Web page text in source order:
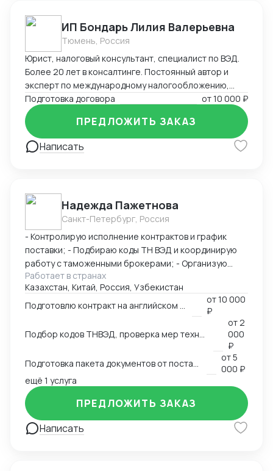
ИП Бондарь Лилия Валерьевна
Тюмень, Россия
Юрист, налоговый консультант, специалист по ВЭД.
Более 20 лет в консалтинге. Постоянный автор и
эксперт по международному налогообложению,
применению СОИДН, MLI. Подготовка правовых
заключений по налогообложению в РФ и
иностранных юрисдикциях. Структурирование
сделок. Анализ условий договоров, представление
интересов клиента в судах, налоговых органах,
Подготовка договора от10 000 ₽
Написать
ПРЕДЛОЖИТЬ ЗАКАЗ
Надежда Пажетнова
Санкт-Петербург, Россия
- Контролирую исполнение контрактов и график
поставки; - Подбираю коды ТН ВЭД и координирую
работу с таможенными брокерами; - Организую
сертификацию и взаимодействие с
аккредитованными органами; - Снижаю расходы за
счёт оптимизации логистики и правильного кода; -
Обеспечиваю юридическую чистоту сделок,
точность инвойсов, упаковочных листов, контрактов.
Работает в странах
Казахстан, Китай, Россия, Узбекистан
от10 000
₽
Подбор кодов ТНВЭД, проверка мер технического регулирования, запретов и ограничений
от2
000
₽
от5
000 ₽
ещё 1 услуга
Написать
ПРЕДЛОЖИТЬ ЗАКАЗ